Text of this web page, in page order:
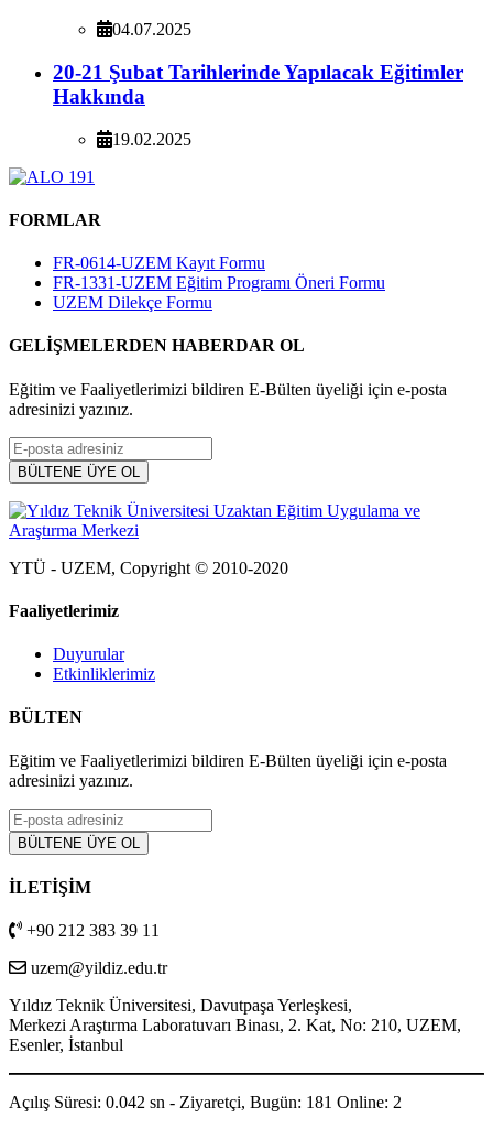
04.07.2025
20-21 Şubat Tarihlerinde Yapılacak Eğitimler
Hakkında
19.02.2025
FORMLAR
FR-0614-UZEM Kayıt Formu
FR-1331-UZEM Eğitim Programı Öneri Formu
UZEM Dilekçe Formu
GELİŞMELERDEN HABERDAR OL
Eğitim ve Faaliyetlerimizi bildiren E-Bülten üyeliği için e-posta
adresinizi yazınız.
YTÜ - UZEM, Copyright © 2010-2020
Faaliyetlerimiz
Duyurular
Etkinliklerimiz
BÜLTEN
Eğitim ve Faaliyetlerimizi bildiren E-Bülten üyeliği için e-posta
adresinizi yazınız.
İLETİŞİM
+90 212 383 39 11
uzem@yildiz.edu.tr
Yıldız Teknik Üniversitesi, Davutpaşa Yerleşkesi,
Merkezi Araştırma Laboratuvarı Binası, 2. Kat, No: 210, UZEM,
Esenler, İstanbul
Açılış Süresi: 0.042 sn - Ziyaretçi, Bugün: 181 Online: 2